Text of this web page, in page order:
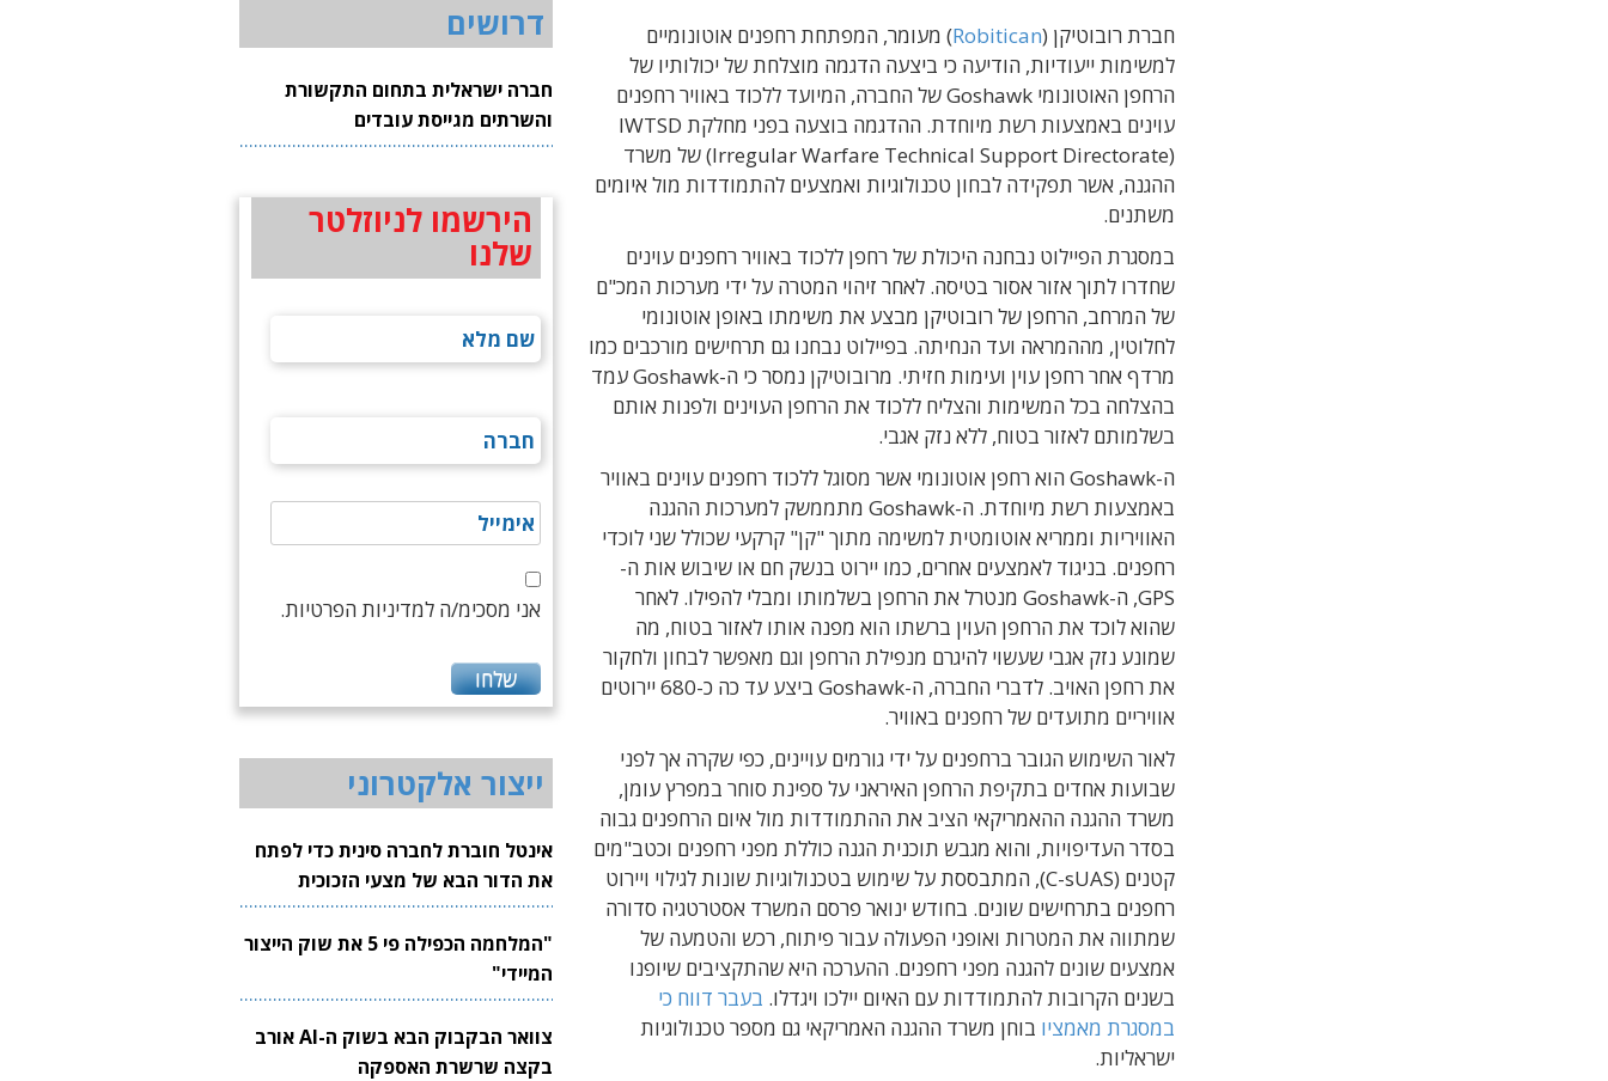
חברת רובוטיקן (Robitican) מעומר, המפתחת רחפנים אוטונומיים
למשימות ייעודיות, הודיעה כי ביצעה הדגמה מוצלחת של יכולותיו של
הרחפן האוטונומי Goshawk של החברה, המיועד ללכוד באוויר רחפנים
עוינים באמצעות רשת מיוחדת. ההדגמה בוצעה בפני מחלקת IWTSD
(Irregular Warfare Technical Support Directorate) של משרד
ההגנה, אשר תפקידה לבחון טכנולוגיות ואמצעים להתמודדות מול איומים
משתנים.
במסגרת הפיילוט נבחנה היכולת של רחפן ללכוד באוויר רחפנים עוינים
שחדרו לתוך אזור אסור בטיסה. לאחר זיהוי המטרה על ידי מערכות המכ"ם
של המרחב, הרחפן של רובוטיקן מבצע את משימתו באופן אוטונומי
לחלוטין, מההמראה ועד הנחיתה. בפיילוט נבחנו גם תרחישים מורכבים כמו
מרדף אחר רחפן עוין ועימות חזיתי. מרובוטיקן נמסר כי ה-Goshawk עמד
בהצלחה בכל המשימות והצליח ללכוד את הרחפן העוינים ולפנות אותם
בשלמותם לאזור בטוח, ללא נזק אגבי.
ה-Goshawk הוא רחפן אוטונומי אשר מסוגל ללכוד רחפנים עוינים באוויר
באמצעות רשת מיוחדת. ה-Goshawk מתממשק למערכות ההגנה
האוויריות וממריא אוטומטית למשימה מתוך "קן" קרקעי שכולל שני לוכדי
רחפנים. בניגוד לאמצעים אחרים, כמו יירוט בנשק חם או שיבוש אות ה-
GPS, ה-Goshawk מנטרל את הרחפן בשלמותו ומבלי להפילו. לאחר
שהוא לוכד את הרחפן העוין ברשתו הוא מפנה אותו לאזור בטוח, מה
שמונע נזק אגבי שעשוי להיגרם מנפילת הרחפן וגם מאפשר לבחון ולחקור
את רחפן האויב.
לדברי החברה, ה-Goshawk ביצע עד כה כ-680 יירוטים
אוויריים מתועדים של רחפנים באוויר.
לאור השימוש הגובר ברחפנים על ידי גורמים עויינים, כפי שקרה אך לפני
שבועות אחדים בתקיפת הרחפן האיראני על ספינת סוחר במפרץ עומן,
משרד ההגנה ההאמריקאי הציב את ההתמודדות מול איום הרחפנים גבוה
בסדר העדיפויות, והוא מגבש תוכנית הגנה כוללת מפני רחפנים וכטב"מים
קטנים (C-sUAS), המתבססת על שימוש בטכנולוגיות שונות לגילוי ויירוט
רחפנים בתרחישים שונים. בחודש ינואר פרסם המשרד אסטרטגיה סדורה
שמתווה את המטרות ואופני הפעולה עבור פיתוח, רכש והטמעה של
אמצעים שונים להגנה מפני רחפנים. ההערכה היא שהתקציבים שיופנו
בשנים הקרובות להתמודדות עם האיום יילכו ויגדלו. בעבר דווח כי
במסגרת מאמציו בוחן משרד ההגנה האמריקאי גם מספר טכנולוגיות
ישראליות.
דרושים
חברה ישראלית בתחום התקשורת
והשרתים מגייסת עובדים
הירשמו לניוזלטר
שלנו
אני מסכימ/ה למדיניות הפרטיות.
ייצור אלקטרוני
אינטל חוברת לחברה סינית כדי לפתח
את הדור הבא של מצעי הזכוכית
לשבבים
"המלחמה הכפילה פי 5 את שוק הייצור
המיידי"
צוואר הבקבוק הבא בשוק ה-AI אורב
בקצה שרשרת האספקה